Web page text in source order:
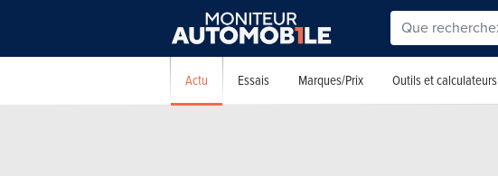
Actu Essais Marques/Prix Outils et calculateurs